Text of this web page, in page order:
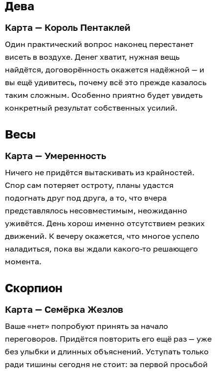
Дева
Карта — Король Пентаклей
Один практический вопрос наконец перестанет
висеть в воздухе. Денег хватит, нужная вещь
найдётся, договорённость окажется надёжной — и
вы ещё удивитесь, почему всё это прежде казалось
таким сложным. Особенно приятно будет увидеть
конкретный результат собственных усилий.
Весы
Карта — Умеренность
Ничего не придётся вытаскивать из крайностей.
Спор сам потеряет остроту, планы удастся
подогнать друг под друга, а то, что вчера
представлялось несовместимым, неожиданно
уживётся. День хорош именно отсутствием резких
движений. К вечеру окажется, что многое успело
наладиться, пока вы ждали какого-то решающего
момента.
Скорпион
Карта — Семёрка Жезлов
Ваше «нет» попробуют принять за начало
переговоров. Придётся повторить его ещё раз — уже
без улыбки и длинных объяснений. Уступать только
ради тишины сегодня не стоит: за первой просьбой